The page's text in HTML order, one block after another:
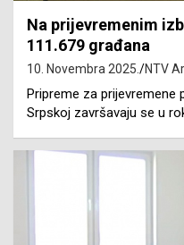
Na prijevremenim
111.679 građana
10. Novembra 2025. NTV
Pripreme za prijevremene
Srpskoj završavaju se u